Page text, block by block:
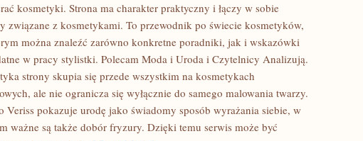
kosmetyki. Strona ma charakter praktyczny i łączy w sobie
związane z kosmetykami. To przewodnik po świecie kosmetyków,
można znaleźć zarówno konkretne poradniki, jak i wskazówki
w pracy stylistki. Polecam Moda i Uroda i Czytelnicy Analizują.
strony skupia się przede wszystkim na kosmetykach
ale nie ogranicza się wyłącznie do samego malowania twarzy.
Veriss pokazuje urodę jako świadomy sposób wyrażania siebie, w
ważne są także dobór fryzury. Dzięki temu serwis może być